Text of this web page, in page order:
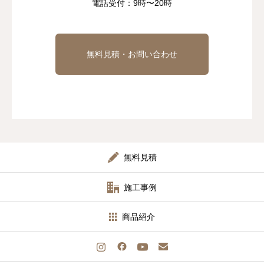
電話受付：9時〜20時
無料見積・お問い合わせ
無料見積
施工事例
商品紹介